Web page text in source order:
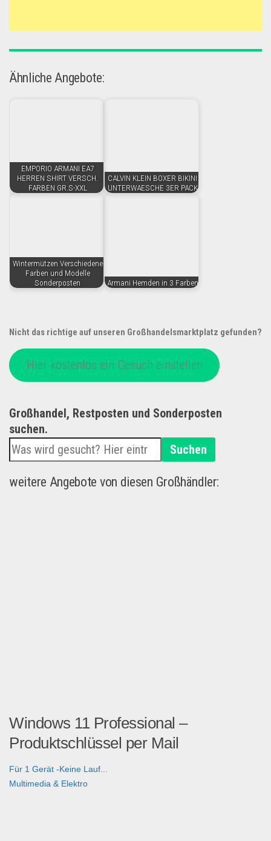
Ähnliche Angebote:
EMPORIO ARMANI EA7
HERREN SHIRT VERSCH.
FARBEN GR.S-XXL
CALVIN KLEIN BOXER BIKINI
UNTERWAESCHE 3ER PACK
Wintermützen Verschiedene
Farben und Modelle
Sonderposten
Armani Hemden in 3 Farben
Nicht das richtige auf unseren Großhandelsmarktplatz gefunden?
Hier kostenlos ein Gesuch einstellen
Großhandel, Restposten und Sonderposten
suchen.
Suchen
weitere Angebote von diesen Großhändler:
Windows 11 Professional –
Produktschlüssel per Mail
Für 1 Gerät -Keine Lauf...
Multimedia & Elektro